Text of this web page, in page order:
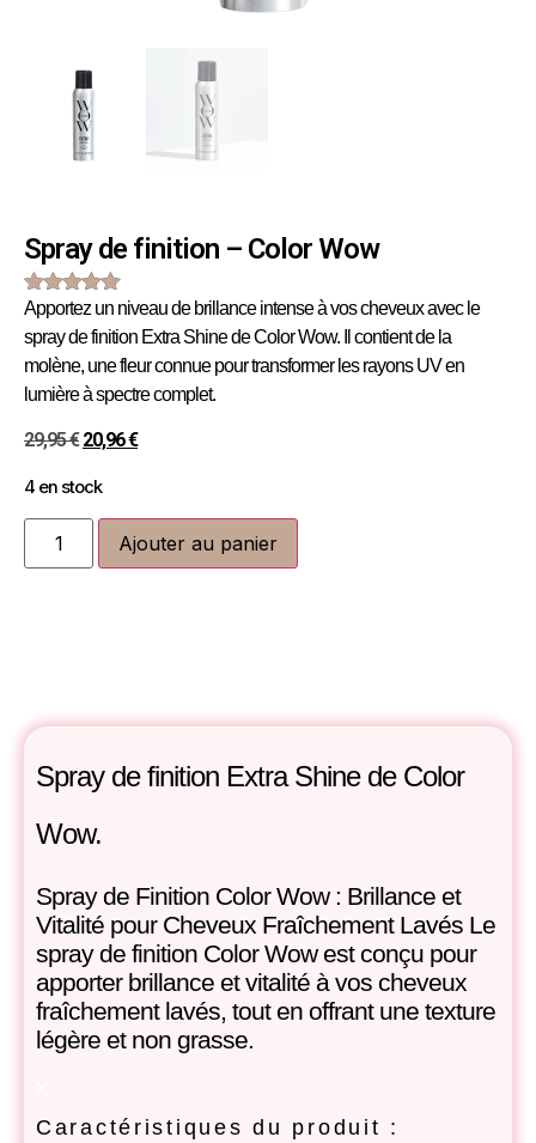
Spray de finition – Color Wow
Noté5.00
sur 5 basé
sur
1
notation
client
Apportez un niveau de brillance intense à vos cheveux avec le
spray de finition Extra Shine de Color Wow. Il contient de la
molène, une fleur connue pour transformer les rayons UV en
lumière à spectre complet.
29,95€ 20,96€
4 en stock
Ajouter au panier
Spray de finition Extra Shine de Color
Wow.
Spray de Finition Color Wow : Brillance et
Vitalité pour Cheveux Fraîchement Lavés Le
spray de finition Color Wow est conçu pour
apporter brillance et vitalité à vos cheveux
fraîchement lavés, tout en offrant une texture
légère et non grasse.
Caractéristiques du produit :